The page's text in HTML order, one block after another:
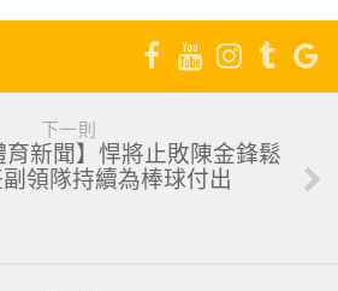
下一則
育新聞】悍將止敗陳金鋒鬆
副領隊持續為棒球付出